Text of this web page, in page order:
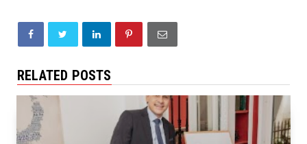
RELATED POSTS